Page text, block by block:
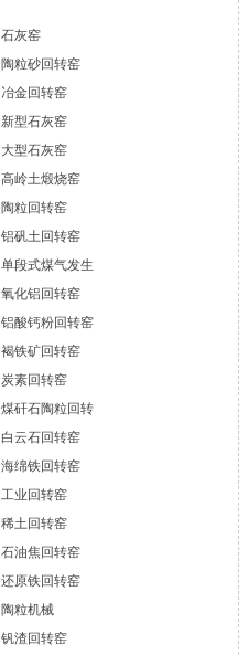
石灰窑
陶粒砂回转窑
冶金回转窑
新型石灰窑
大型石灰窑
高岭土煅烧窑
陶粒回转窑
铝矾土回转窑
单段式煤气发生
氧化铝回转窑
铝酸钙粉回转窑
褐铁矿回转窑
炭素回转窑
煤矸石陶粒回转
白云石回转窑
海绵铁回转窑
工业回转窑
稀土回转窑
石油焦回转窑
还原铁回转窑
陶粒机械
钒渣回转窑